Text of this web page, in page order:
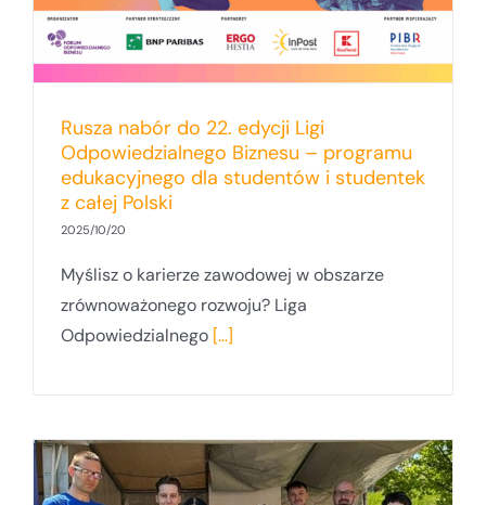
Rusza nabór do 22. edycji Ligi
Odpowiedzialnego Biznesu – programu
edukacyjnego dla studentów i studentek
z całej Polski
2025/10/20
Myślisz o karierze zawodowej w obszarze
zrównoważonego rozwoju? Liga
Odpowiedzialnego [...]